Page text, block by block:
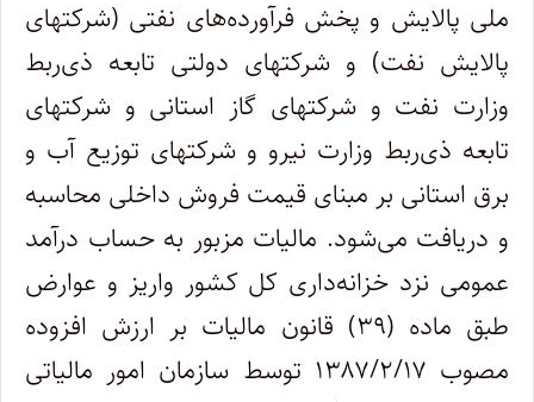
ملی پالایش و پخش فرآورده‌های نفتی (شرکتهای
پالایش نفت) و شرکتهای دولتی تابعه ذی‌ربط
وزارت نفت و شرکتهای گاز استانی و شرکتهای
تابعه ذی‌ربط وزارت نیرو و شرکتهای توزیع آب و
برق استانی بر مبنای قیمت فروش داخلی محاسبه
و دریافت می‌شود. مالیات مزبور به حساب درآمد
عمومی نزد خزانه‌داری کل کشور واریز و عوارض
طبق ماده (۳۹) قانون مالیات بر ارزش افزوده
مصوب ۱۳۸۷/۲/۱۷ توسط سازمان امور مالیاتی